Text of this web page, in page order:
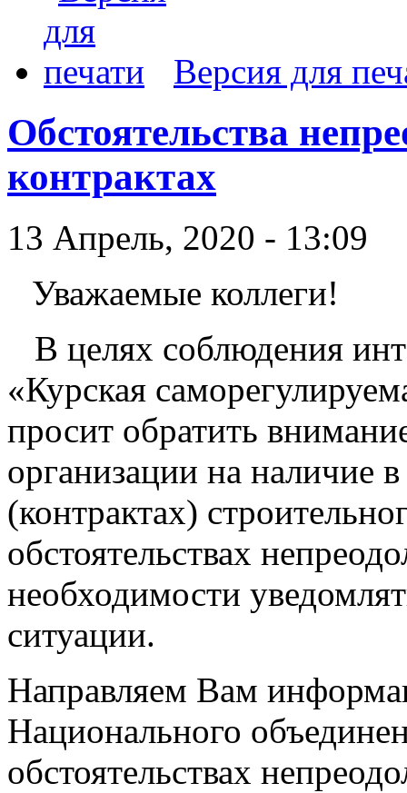
Версия для
Обстоятельства
контрактах
13 Апрель, 2020 - 13:09
Уважаемые коллеги!
В целях соблюдения
«Курская
просит обратить
организации на наличие
(контрактах)
обстоятельствах
необходимости
ситуации.
Направляем Вам
Национального
обстоятельствах